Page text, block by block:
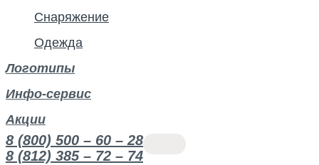
Снаряжение
Одежда
Логотипы
Инфо-сервис
Акции
8 (800) 500 – 60 – 28
8 (812) 385 – 72 – 74